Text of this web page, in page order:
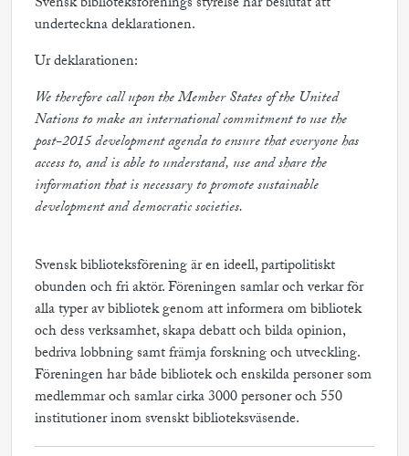
underteckna deklarationen.
Ur deklarationen:
We therefore call upon the Member States of the United
Nations to make an international commitment to use the
post-2015 development agenda to ensure that everyone has
access to, and is able to understand, use and share the
information that is necessary to promote sustainable
development and democratic societies.
Svensk biblioteksförening är en ideell, partipolitiskt
obunden och fri aktör. Föreningen samlar och verkar för
alla typer av bibliotek genom att informera om bibliotek
och dess verksamhet, skapa debatt och bilda opinion,
bedriva lobbning samt främja forskning och utveckling.
Föreningen har både bibliotek och enskilda personer som
medlemmar och samlar cirka 3000 personer och 550
institutioner inom svenskt biblioteksväsende.